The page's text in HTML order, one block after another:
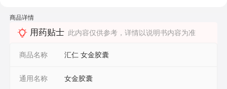
商品详情
用药贴士 此内容仅供参考，详情以说明书内容为准
商品名称 汇仁 女金胶囊
通用名称 女金胶囊